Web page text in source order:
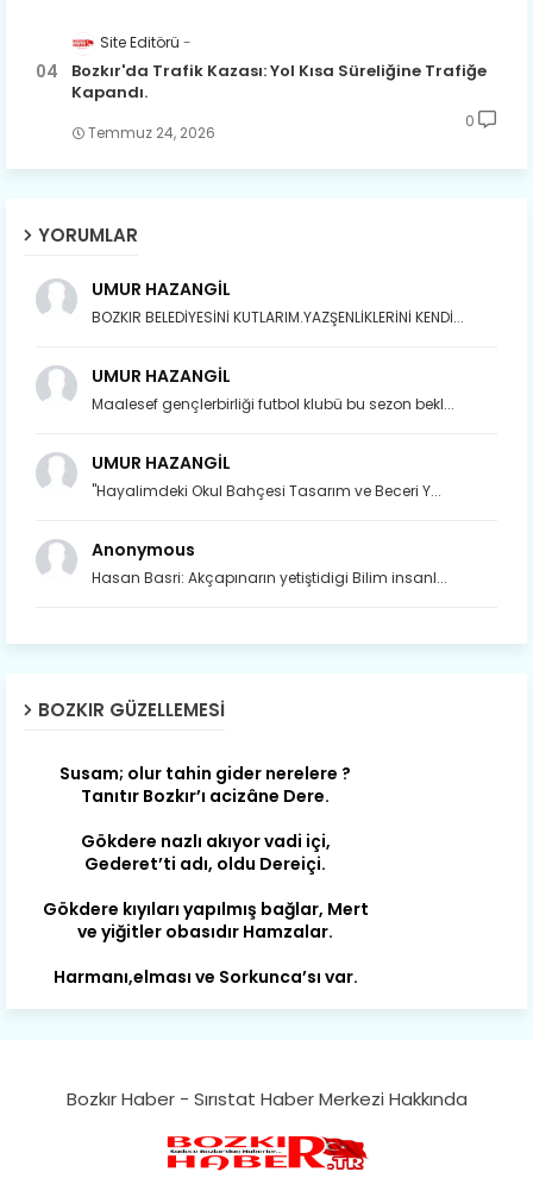
Site Editörü
Bozkır'da Trafik Kazası: Yol Kısa Süreliğine Trafiğe
Kapandı.
Temmuz 24, 2026
0
YORUMLAR
UMUR HAZANGİL
BOZKIR BELEDİYESİNİ KUTLARIM.YAZŞENLİKLERİNİ KENDİ...
UMUR HAZANGİL
Maalesef gençlerbirliği futbol klubü bu sezon bekl...
UMUR HAZANGİL
"Hayalimdeki Okul Bahçesi Tasarım ve Beceri Y...
Anonymous
Hasan Basri: Akçapınarın yetiştidigi Bilim insanl...
BOZKIR GÜZELLEMESI
Gökdere nazlı akıyor vadi içi,
Gökdere kıyıları yapılmış bağlar, Mert
Harmanı,elması ve Sorkunca’sı var.
Büyük yerdir, mahalleleri Aydınlık, Tarih
kan, Bunlarla kasaba olmuş Sarıoğlan.
Çarşamba’nın koynunda tarih çok
yorgun. Şehit Berâtlı, halkı yiğit genç
Bozkır Haber - Sırıstat Haber Merkezi Hakkında